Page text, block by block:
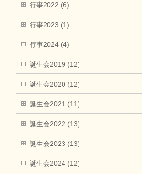
行事2022 (6)
行事2023 (1)
行事2024 (4)
誕生会2019 (12)
誕生会2020 (12)
誕生会2021 (11)
誕生会2022 (13)
誕生会2023 (13)
誕生会2024 (12)